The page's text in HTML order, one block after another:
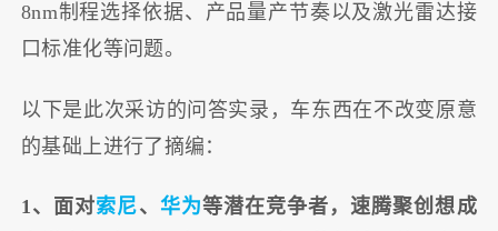
8nm制程选择依据、产品量产节奏以及激光雷达接
口标准化等问题。
以下是此次采访的问答实录，车东西在不改变原意
的基础上进行了摘编：
1、面对索尼、 华为等潜在竞争者，速腾聚创想成